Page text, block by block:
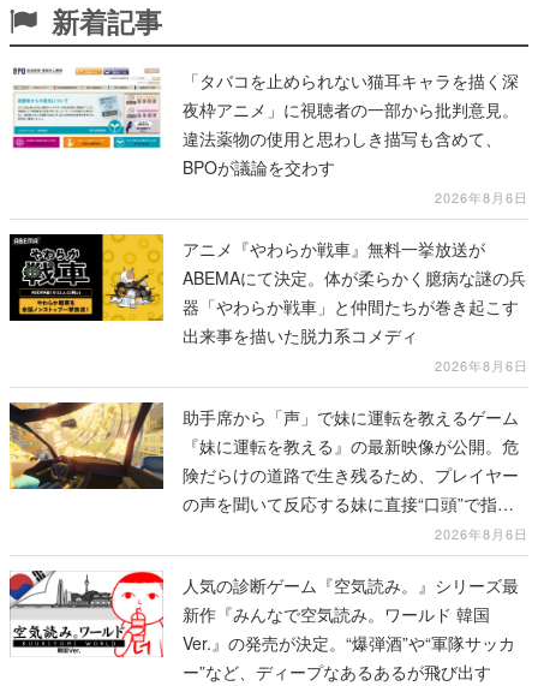
新着記事
「タバコを止められない猫耳キャラを描く深
夜枠アニメ」に視聴者の一部から批判意見。
違法薬物の使用と思わしき描写も含めて、
BPOが議論を交わす
2026年8月6日
アニメ『やわらか戦車』無料一挙放送が
ABEMAにて決定。体が柔らかく臆病な謎の兵
器「やわらか戦車」と仲間たちが巻き起こす
出来事を描いた脱力系コメディ
2026年8月6日
助手席から「声」で妹に運転を教えるゲーム
『妹に運転を教える』の最新映像が公開。危
険だらけの道路で生き残るため、プレイヤー
の声を聞いて反応する妹に直接“口頭”で指示
2026年8月6日
人気の診断ゲーム『空気読み。』シリーズ最
新作『みんなで空気読み。ワールド 韓国
Ver.』の発売が決定。“爆弾酒”や“軍隊サッカ
ー”など、ディープなあるあるが飛び出す